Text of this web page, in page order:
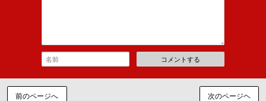
コメントする
前のページへ 次のページヘ